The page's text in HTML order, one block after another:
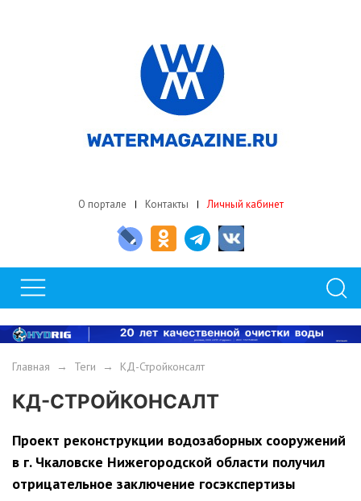
О портале Контакты Личный кабинет
Главная → Теги → КД-Стройконсалт
КД-СТРОЙКОНСАЛТ
Проект реконструкции водозаборных сооружений
в г. Чкаловске Нижегородской области получил
отрицательное заключение госэкспертизы